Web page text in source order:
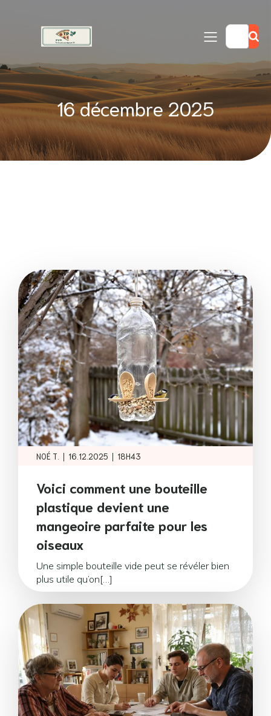
16 décembre 2025
NOÉ T. | 16.12.2025 | 18H43
Voici comment une bouteille
plastique devient une
mangeoire parfaite pour les
oiseaux
Une simple bouteille vide peut se révéler bien
plus utile qu’on[…]